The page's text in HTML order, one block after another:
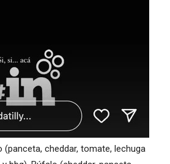
cheddar, tomate, lechuga